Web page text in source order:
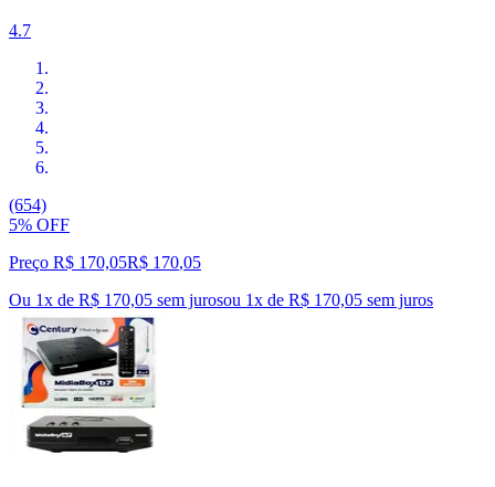
4.7
(654)
5% OFF
Preço R$ 170,05R$ 170,05
Ou 1x de R$ 170,05 sem jurosou 1x de R$ 170,05 sem juros